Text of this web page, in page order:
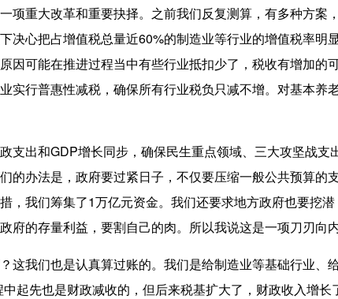
项重大改革和重要抉择。之前我们反复测算，有多种方
决心把占增值税总量近60%的制造业等行业的增值税率
因可能在推进过程当中有些行业抵扣少了，税收有增加的
实行普惠性减税，确保所有行业税负只减不增。对基本
出和GDP增长同步，确保民生重点领域、三大攻坚战支
的办法是，政府要过紧日子，不仅要压缩一般公共预算的
，我们筹集了1万亿元资金。我们还要求地方政府也要挖
府的存量利益，要割自己的肉。所以我说这是一项刀刃向
我们也是认真算过账的。我们是给制造业等基础行业、
起先也是财政减收的，但后来税基扩大了，财政收入增